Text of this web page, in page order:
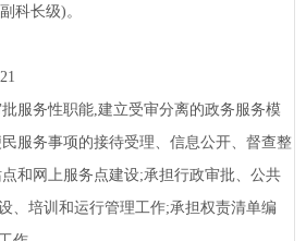
科长级)。
务性职能,建立受审分离的政务服务模
服务事项的接待受理、信息公开、督查整
和网上服务点建设;承担行政审批、公共
、培训和运行管理工作;承担权责清单编